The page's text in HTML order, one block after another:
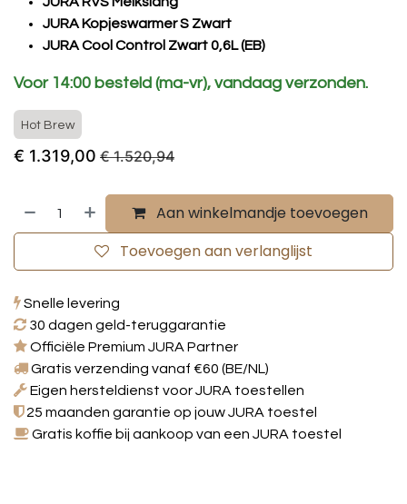
JURA Kopjeswarmer S Zwart
JURA Cool Control Zwart 0,6L (EB)
Voor 14:00 besteld (ma-vr), vandaag verzonden.
Hot Brew
€ 1.319,00 €1.520,94
Aan winkelmandje toevoegen
Toevoegen aan verlanglijst
Snelle levering
30 dagen geld-teruggarantie
Officiële Premium JURA Partner
Gratis verzending vanaf €60 (BE/NL)
Eigen hersteldienst voor JURA toestellen
25 maanden garantie op jouw JURA toestel
Gratis koffie bij aankoop van een JURA toestel